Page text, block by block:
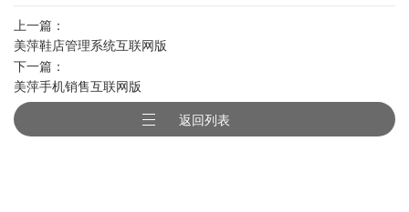
上一篇：
美萍鞋店管理系统互联网版
下一篇：
美萍手机销售互联网版
返回列表